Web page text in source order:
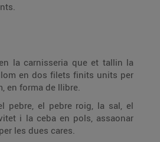
la carnisseria que et tallin la
en dos filets finits units per
en forma de llibre.
pebre, el pebre roig, la sal, el
i la ceba en pols, assaonar
les dues cares.